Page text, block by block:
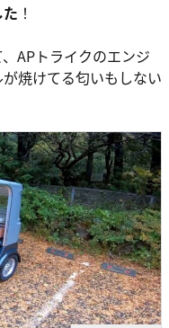
！
APトライクのエンジ
焼けてる匂いもしない